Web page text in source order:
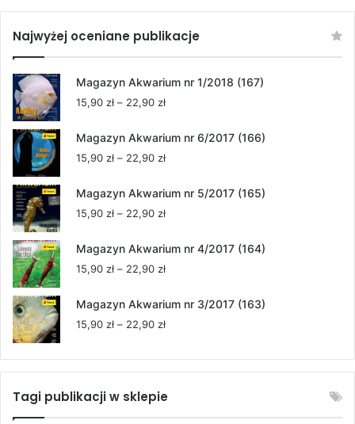
Najwyżej oceniane publikacje
Magazyn Akwarium nr 1/2018 (167)
15,90 zł – 22,90 złZakres
od
Magazyn Akwarium nr 6/2017 (166)
15,90 zł – 22,90 złZakres
od
Magazyn Akwarium nr 5/2017 (165)
15,90 zł – 22,90 złZakres
od
Magazyn Akwarium nr 4/2017 (164)
15,90 zł – 22,90 złZakres
od
Magazyn Akwarium nr 3/2017 (163)
15,90 zł – 22,90 złZakres
od
15,90 zł
Tagi publikacji w sklepie